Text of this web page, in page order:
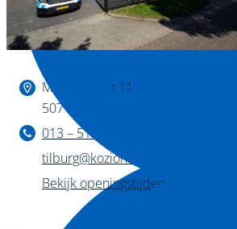
Binnen kijken?
Magazijnweg 11
5071 NW Udenhout
013 – 511 04 11
tilburg@kozion.nl
Bekijk openingstijden